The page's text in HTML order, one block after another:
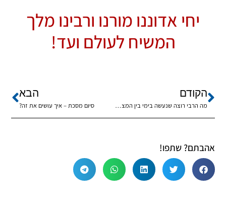
יחי אדוננו מורנו ורבינו מלך
המשיח לעולם ועד!
הקודם
מה הרבי רוצה שנעשה בימי בין המצרים?
הבא
סיום מסכת – איך עושים את זה?
אהבתם? שתפו!